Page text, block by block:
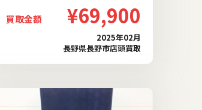
買取金額 ¥69,900
2025年02月
長野県長野市店頭買取